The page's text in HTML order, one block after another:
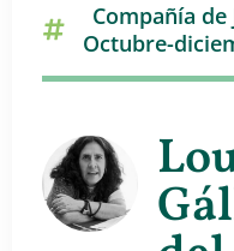
Compañía de
Octubre-